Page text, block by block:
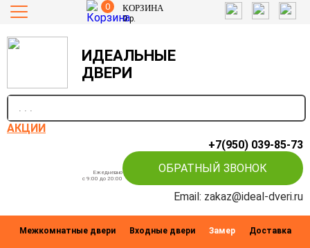
0 КОРЗИНА
0р.
ИДЕАЛЬНЫЕ
ДВЕРИ
АКЦИИ
+7(950) 039-85-73
Ежедневно
c 9:00 до 20:00
ОБРАТНЫЙ ЗВОНОК
Email: zakaz@ideal-dveri.ru
Межкомнатные двери Входные двери Замер Доставка